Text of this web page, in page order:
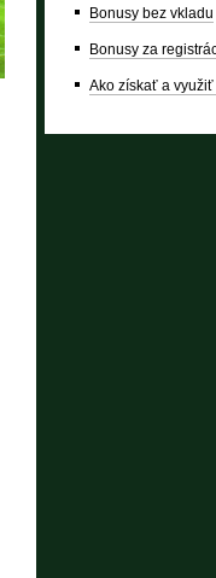
Bonusy bez vkladu
Bonusy za
Ako získať a